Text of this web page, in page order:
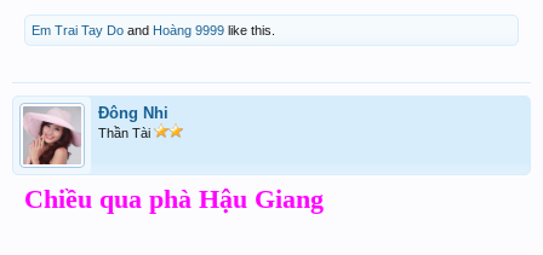
Em Trai Tay Do and Hoàng 9999 like this.
Đông Nhi
Thần Tài
Chiều qua phà Hậu Giang